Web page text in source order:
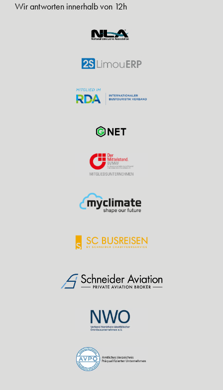
Wir antworten innerhalb von 12h